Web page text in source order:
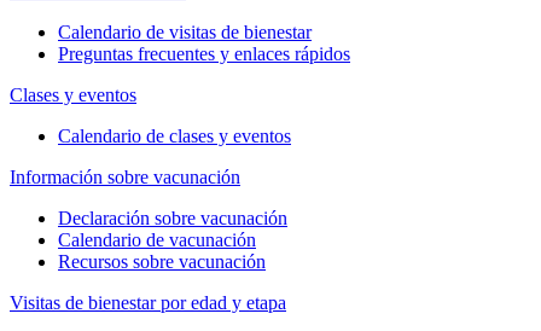
Calendario de visitas de bienestar
Preguntas frecuentes y enlaces rápidos
Clases y eventos
Calendario de clases y eventos
Información sobre vacunación
Declaración sobre vacunación
Calendario de vacunación
Recursos sobre vacunación
Visitas de bienestar por edad y etapa